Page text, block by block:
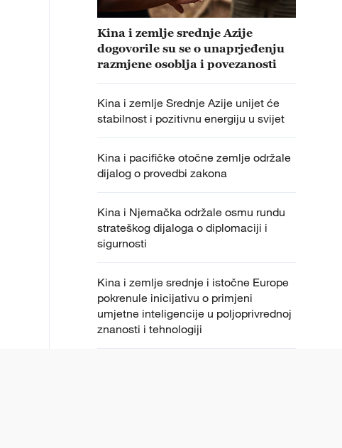
Kina i zemlje srednje Azije
dogovorile su se o unaprjeđenju
razmjene osoblja i povezanosti
Kina i zemlje Srednje Azije unijet će
stabilnost i pozitivnu energiju u svijet
Kina i pacifičke otočne zemlje održale
dijalog o provedbi zakona
Kina i Njemačka održale osmu rundu
strateškog dijaloga o diplomaciji i
sigurnosti
Kina i zemlje srednje i istočne Europe
pokrenule inicijativu o primjeni
umjetne inteligencije u poljoprivrednoj
znanosti i tehnologiji